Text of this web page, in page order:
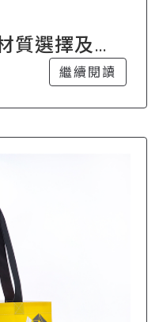
質選擇及其
繼續閱讀